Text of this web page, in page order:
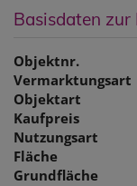
Basisdaten
Objektnr.
Vermarktungsart
Objektart
Kaufpreis
Nutzungsart
Fläche
Grundfläche